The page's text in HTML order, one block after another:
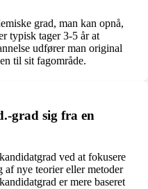
grad, man kan opnå,
typisk tager 3-5 år at
udfører man original
til sit fagområde.
grad sig fra en
ved at fokusere
nye teorier eller metoder
er mere baseret